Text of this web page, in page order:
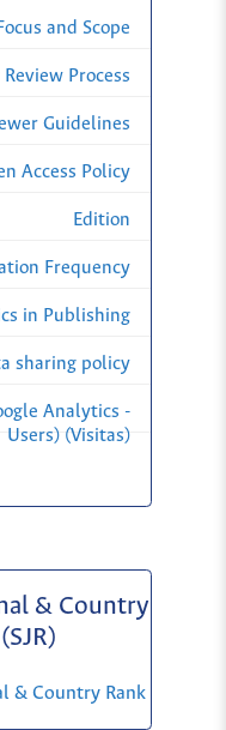
Focus and Scope
Review Process
Guidelines
Access Policy
Edition
Frequency
in Publishing
sharing policy
Analytics -
Users) (Visitas)
& Country